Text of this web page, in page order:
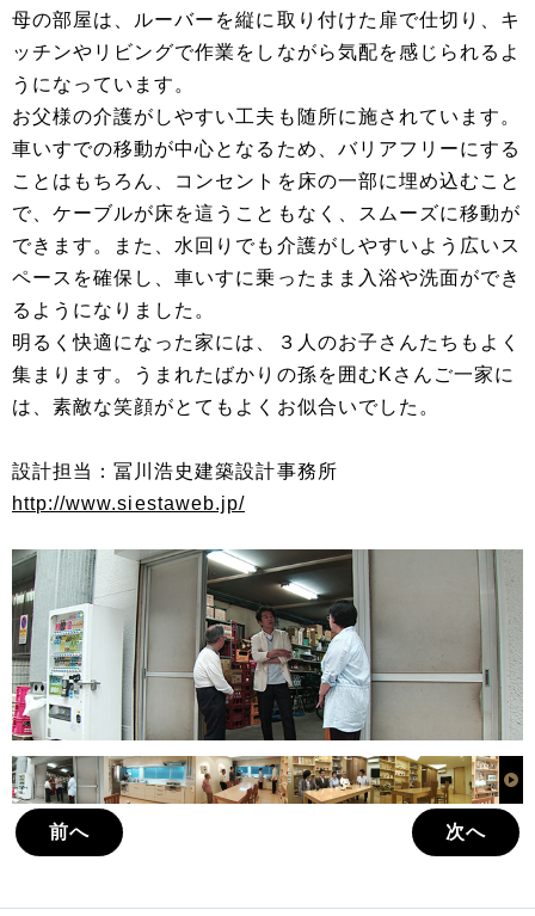
母の部屋は、ルーバーを縦に取り付けた扉で仕切り、キ
ッチンやリビングで作業をしながら気配を感じられるよ
うになっています。
お父様の介護がしやすい工夫も随所に施されています。
車いすでの移動が中心となるため、バリアフリーにする
ことはもちろん、コンセントを床の一部に埋め込むこと
で、ケーブルが床を這うこともなく、スムーズに移動が
できます。また、水回りでも介護がしやすいよう広いス
ペースを確保し、車いすに乗ったまま入浴や洗面ができ
るようになりました。
明るく快適になった家には、３人のお子さんたちもよく
集まります。うまれたばかりの孫を囲むKさんご一家に
は、素敵な笑顔がとてもよくお似合いでした。
設計担当：冨川浩史建築設計事務所
http://www.siestaweb.jp/
前へ 次へ